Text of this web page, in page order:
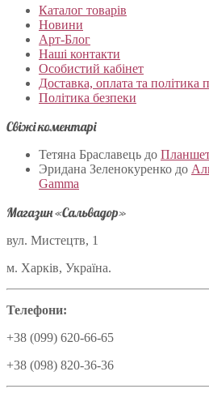
Каталог товарів
Новини
Арт-Блог
Наші контакти
Особистий кабінет
Доставка, оплата та політика
Політика безпеки
Свіжі коментарі
Тетяна Браславець до
Эридана Зеленокуренко до
Gamma
Магазин «Сальвадор»
вул. Мистецтв, 1
м. Харків, Україна.
Телефони:
+38 (099) 620-66-65
+38 (098) 820-36-36